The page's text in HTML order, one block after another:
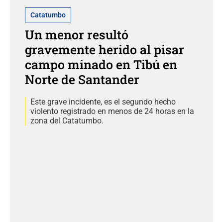
Catatumbo
Un menor resultó
gravemente herido al pisar
campo minado en Tibú en
Norte de Santander
Este grave incidente, es el segundo hecho
violento registrado en menos de 24 horas en la
zona del Catatumbo.